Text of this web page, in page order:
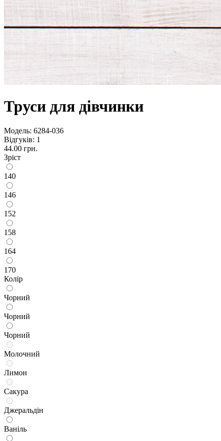
Труси для дівчинки
Модель: 6284-036
Відгуків: 1
44.00 грн.
Зріст
140
146
152
158
164
170
Колір
Чорний
Чорний
Чорний
Молочний
Лимон
Сакура
Джеральдін
Ваніль